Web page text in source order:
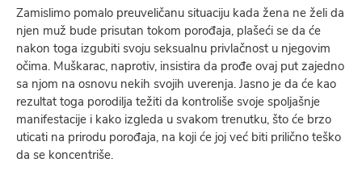
Zamislimo pomalo preuveličanu situaciju kada žena ne želi da
njen muž bude prisutan tokom porođaja, plašeći se da će
nakon toga izgubiti svoju seksualnu privlačnost u njegovim
očima. Muškarac, naprotiv, insistira da prođe ovaj put zajedno
sa njom na osnovu nekih svojih uverenja. Jasno je da će kao
rezultat toga porodilja težiti da kontroliše svoje spoljašnje
manifestacije i kako izgleda u svakom trenutku, što će brzo
uticati na prirodu porođaja, na koji će joj već biti prilično teško
da se koncentriše.